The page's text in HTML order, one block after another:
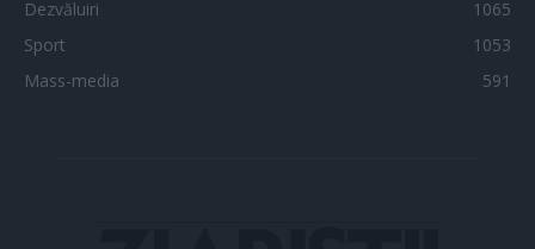
Dezvăluiri
1065
Sport
1053
Mass-media
591